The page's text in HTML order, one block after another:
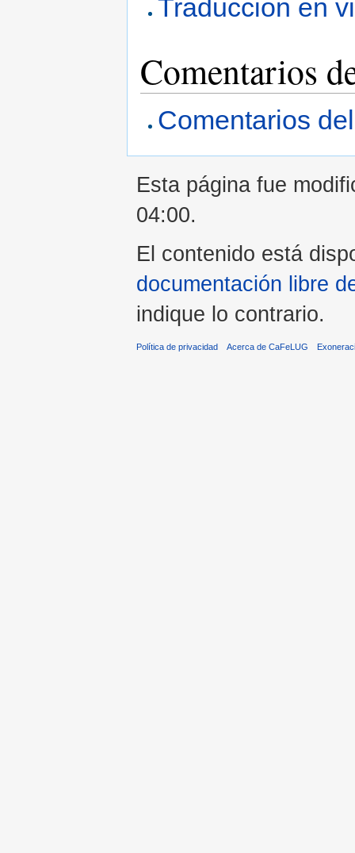
Traduccion en
Comentarios
Comentarios
Esta página fue
04:00.
El contenido está
documentación libre
indique lo contrario.
Política de privacidad Acerca de CaFeLUG